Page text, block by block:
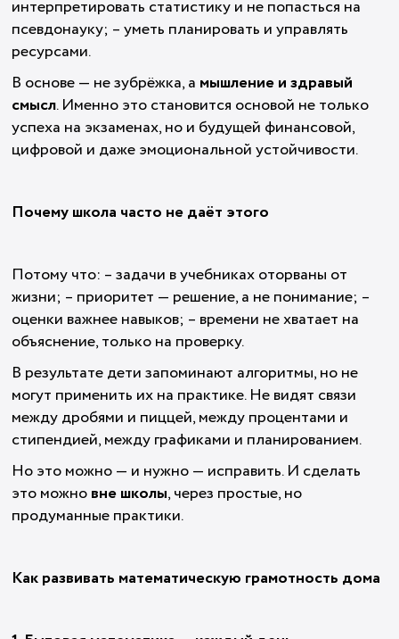
интерпретировать статистику и не попасться на
псевдонауку; – уметь планировать и управлять
ресурсами.
В основе — не зубрёжка, а мышление и здравый
смысл. Именно это становится основой не только
успеха на экзаменах, но и будущей финансовой,
цифровой и даже эмоциональной устойчивости.
Почему школа часто не даёт этого
Потому что: – задачи в учебниках оторваны от
жизни; – приоритет — решение, а не понимание; –
оценки важнее навыков; – времени не хватает на
объяснение, только на проверку.
В результате дети запоминают алгоритмы, но не
могут применить их на практике. Не видят связи
между дробями и пиццей, между процентами и
стипендией, между графиками и планированием.
Но это можно — и нужно — исправить. И сделать
это можновне школы, через простые, но
продуманные практики.
Как развивать математическую грамотность дома